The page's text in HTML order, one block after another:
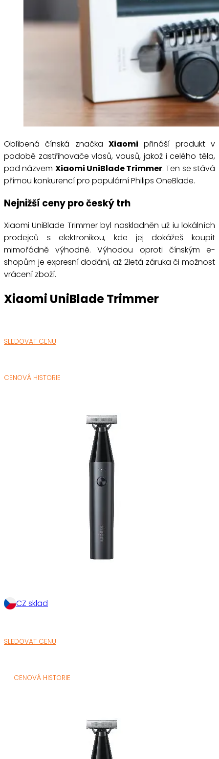
Oblíbená čínská značka Xiaomi přináší produkt v
podobě zastřihovače vlasů, vousů, jakož i celého těla,
pod názvem Xiaomi UniBlade Trimmer. Ten se stává
přímou konkurencí pro populární Philips OneBlade.
Nejnižší ceny pro český trh
Xiaomi UniBlade Trimmer byl naskladněn už iu lokálních
prodejců s elektronikou, kde jej dokážeš koupit
mimořádně výhodně. Výhodou oproti čínským e-
shopům je expresní dodání, až 2letá záruka či možnost
vrácení zboží.
Xiaomi UniBlade Trimmer
SLEDOVAT CENU
CENOVÁ HISTORIE
CZ sklad
SLEDOVAT CENU
CENOVÁ HISTORIE